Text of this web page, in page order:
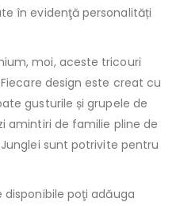
în evidenţă personalități
moi, aceste tricouri
design este creat cu
gusturile și grupele de
amintiri de familie pline de
sunt potrivite pentru
disponibile poţi adăuga